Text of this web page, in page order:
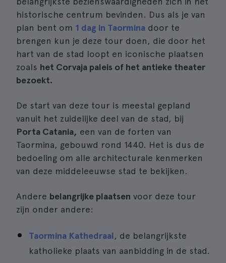
historische centrum bevinden. Dus als je van
plan bent om 1 dag in Taormina door te
brengen kun je deze tour doen, die door het
hart van de stad loopt en iconische plaatsen
zoals het Corvaja paleis of het antieke theater
bezoekt.
De start van deze tour is meestal gepland
vanuit het zuidelijke deel van de stad, bij
Porta Catania, een van de forten van
Taormina, gebouwd rond 1440. Het is dus de
bedoeling om alle architecturale kenmerken
van deze middeleeuwse stad te bekijken.
Andere belangrijke plaatsen voor deze tour
zijn onder andere:
Taormina Kathedraal, de belangrijkste
katholieke plaats van aanbidding in de stad.